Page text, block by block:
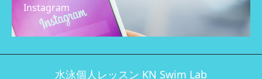
Instagram
水泳個人レッスン KN Swim Lab